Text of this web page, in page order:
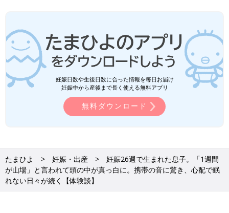
葉琥くん生後3カ月、初めて謙太さんがカンガルーケアをしたときの様子。
――葉琥くんの入院時、面会中はどんな触れ合いができました
くいろんな刺激を与えてあげたくて、看護師さんに笑われるくら
いにふざけてたくさんしゃべりかけていましたね。「ヤッホー、
葉琥くん、元気ー？！」という感じで（笑）。足の裏とか、おな
妊娠日数や生後日数に合った情報を毎日お届け
妊娠中から産後まで長く使える無料アプリ
無料ダウンロード
たまひよ 妊娠・出産
妊娠26週で生まれた息子。「1週間
が山場」と言われて頭の中が真っ白に。携帯の音に驚き、心配で眠
れない日々が続く【体験談】